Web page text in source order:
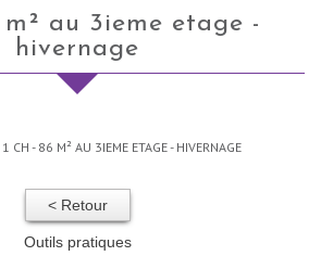
hivernage
1 CH - 86 M² AU 3IEME ETAGE - HIVERNAGE
< Retour
Outils pratiques